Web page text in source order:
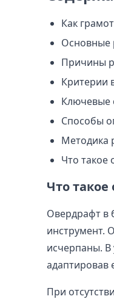
Как
Основные
Причины
Критерии
Ключевые
Способы
Методика
Что такое
Что
Овердрафт в
инструмент.
исчерпаны. В
адаптировав
При